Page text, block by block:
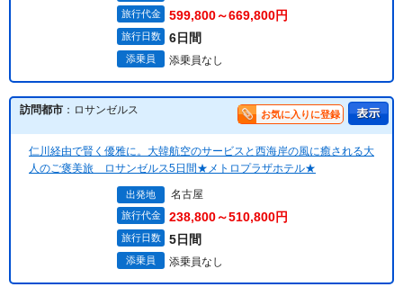
旅行代金 599,800～669,800円
旅行日数 6日間
添乗員 添乗員なし
訪問都市 ：ロサンゼルス お気に入りに登録
仁川経由で賢く優雅に。大韓航空のサービスと西海岸の風に癒される大
人のご褒美旅 ロサンゼルス5日間★メトロプラザホテル★
出発地 名古屋
旅行代金 238,800～510,800円
旅行日数 5日間
添乗員 添乗員なし